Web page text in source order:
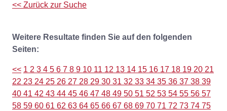
<< Zurück zur Suche
Weitere Resultate finden Sie auf den folgenden
Seiten:
<< 1 2 3 4 5 6 7 8 9 10 11 12 13 14 15 16 17 18 19 20 21
22 23 24 25 26 27 28 29 30 31 32 33 34 35 36 37 38 39
40 41 42 43 44 45 46 47 48 49 50 51 52 53 54 55 56 57
58 59 60 61 62 63 64 65 66 67 68 69 70 71 72 73 74 75